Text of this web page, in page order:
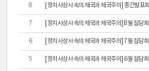
8 [정치사상사 속의 제국과 제국주의] 중간발표회
7 [정치사상사 속의 제국과 제국주의] 8월 집담회
6 [정치사상사 속의 제국과 제국주의] 7월 집담회
5 [정치사상사 속의 제국과 제국주의] 6월 집담회
연